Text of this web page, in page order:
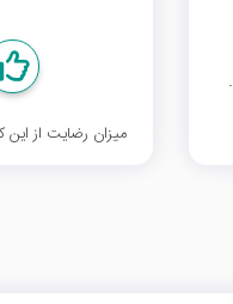
میزان رضایت از